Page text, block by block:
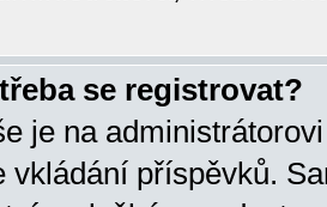
se registrovat?
je na
vkládání příspěvků.